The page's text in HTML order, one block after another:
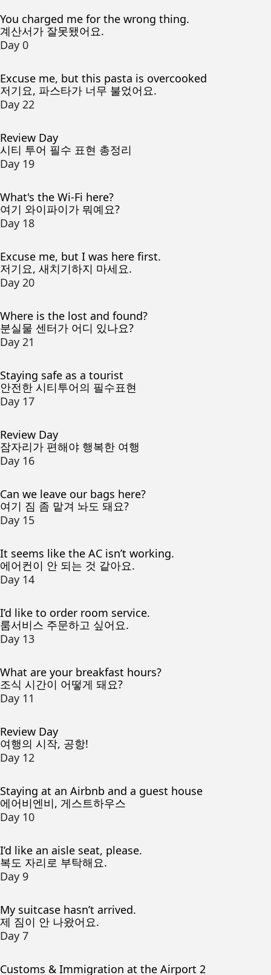
You charged me for the wrong thing.
계산서가 잘못됐어요.
Day 0
Excuse me, but this pasta is overcooked
저기요, 파스타가 너무 불었어요.
Day 22
Review Day
시티 투어 필수 표현 총정리
Day 19
What's the Wi-Fi here?
여기 와이파이가 뭐예요?
Day 18
Excuse me, but I was here first.
저기요, 새치기하지 마세요.
Day 20
Where is the lost and found?
분실물 센터가 어디 있나요?
Day 21
Staying safe as a tourist
안전한 시티투어의 필수표현
Day 17
Review Day
잠자리가 편해야 행복한 여행
Day 16
Can we leave our bags here?
여기 짐 좀 맡겨 놔도 돼요?
Day 15
It seems like the AC isn’t working.
에어컨이 안 되는 것 같아요.
Day 14
I’d like to order room service.
룸서비스 주문하고 싶어요.
Day 13
What are your breakfast hours?
조식 시간이 어떻게 돼요?
Day 11
Review Day
여행의 시작, 공항!
Day 12
Staying at an Airbnb and a guest house
에어비엔비, 게스트하우스
Day 10
I’d like an aisle seat, please.
복도 자리로 부탁해요.
Day 9
My suitcase hasn’t arrived.
제 짐이 안 나왔어요.
Day 7
Customs & Immigration at the Airport 2